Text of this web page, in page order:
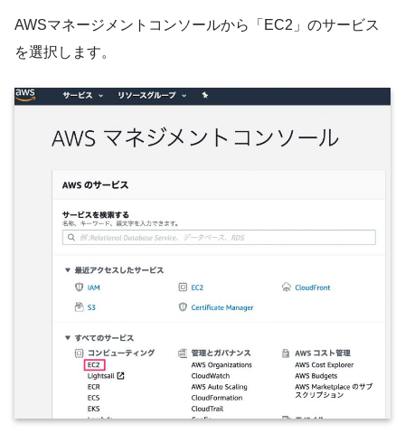
AWSマネージメントコンソールから「EC2」のサービス
を選択します。